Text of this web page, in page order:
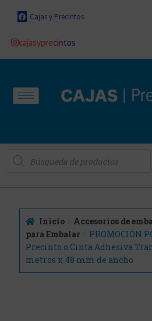
Cajas y Precintos
cajasyprecintos
Inicio Accesorios de
para Embalar
PROMOCIÓN
Precinto o Cinta Adhesiva
metros x 48 mm de ancho